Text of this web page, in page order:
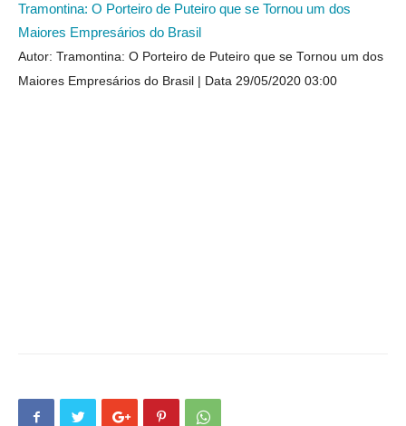
Tramontina: O Porteiro de Puteiro que se Tornou um dos
Maiores Empresários do Brasil
Autor: Tramontina: O Porteiro de Puteiro que se Tornou um dos
Maiores Empresários do Brasil
Data 29/05/2020 03:00